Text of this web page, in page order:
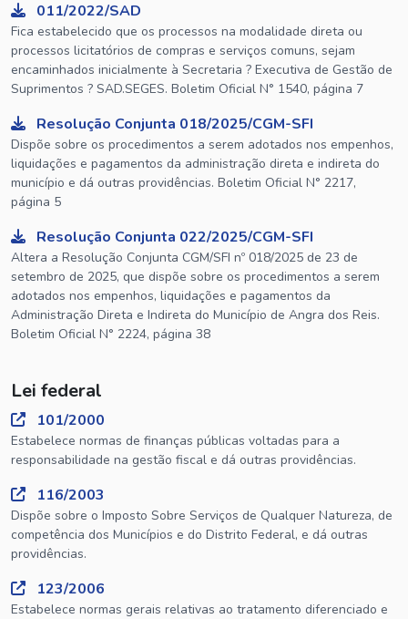
011/2022/SAD
Fica estabelecido que os processos na modalidade direta ou
processos licitatórios de compras e serviços comuns, sejam
encaminhados inicialmente à Secretaria ? Executiva de Gestão de
Suprimentos ? SAD.SEGES. Boletim Oficial N° 1540, página 7
Resolução Conjunta 018/2025/CGM-SFI
Dispõe sobre os procedimentos a serem adotados nos empenhos,
liquidações e pagamentos da administração direta e indireta do
município e dá outras providências. Boletim Oficial N° 2217,
página 5
Resolução Conjunta 022/2025/CGM-SFI
Altera a Resolução Conjunta CGM/SFI nº 018/2025 de 23 de
setembro de 2025, que dispõe sobre os procedimentos a serem
adotados nos empenhos, liquidações e pagamentos da
Administração Direta e Indireta do Município de Angra dos Reis.
Boletim Oficial N° 2224, página 38
Lei federal
101/2000
Estabelece normas de finanças públicas voltadas para a
responsabilidade na gestão fiscal e dá outras providências.
116/2003
Dispõe sobre o Imposto Sobre Serviços de Qualquer Natureza, de
competência dos Municípios e do Distrito Federal, e dá outras
providências.
123/2006
Estabelece normas gerais relativas ao tratamento diferenciado e